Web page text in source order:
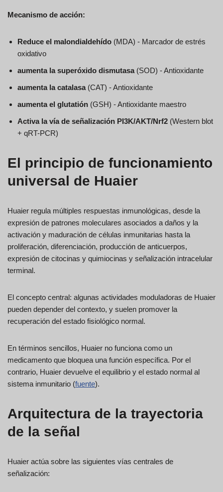
Mecanismo de acción:
Reduce el malondialdehído (MDA) - Marcador de estrés
oxidativo
aumenta la superóxido dismutasa(SOD) - Antioxidante
aumenta la catalasa(CAT) - Antioxidante
aumenta el glutatión (GSH) - Antioxidante maestro
Activa la vía de señalización PI3K/AKT/Nrf2 (Western blot
+ qRT-PCR)
El principio de funcionamiento
universal de Huaier
Huaier regula múltiples respuestas inmunológicas, desde la
expresión de patrones moleculares asociados a daños y la
activación y maduración de células inmunitarias hasta la
proliferación, diferenciación, producción de anticuerpos,
expresión de citocinas y quimiocinas y señalización intracelular
terminal.
El concepto central: algunas actividades moduladoras de Huaier
pueden depender del contexto, y suelen promover la
recuperación del estado fisiológico normal.
En términos sencillos, Huaier no funciona como un
medicamento que bloquea una función específica. Por el
contrario, Huaier devuelve el equilibrio y el estado normal al
sistema inmunitario (fuente).
Arquitectura de la trayectoria
de la señal
Huaier actúa sobre las siguientes vías centrales de
señalización: